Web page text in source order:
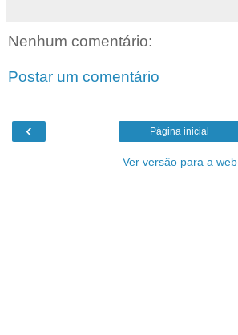
Nenhum comentário:
Postar um comentário
‹ Página inicial
Ver versão para a web